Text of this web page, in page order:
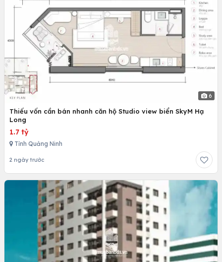
6
Thiếu vốn cần bán nhanh căn hộ Studio view biển SkyM Hạ
Long
1.7 tỷ
Tỉnh Quảng Ninh
2 ngày trước